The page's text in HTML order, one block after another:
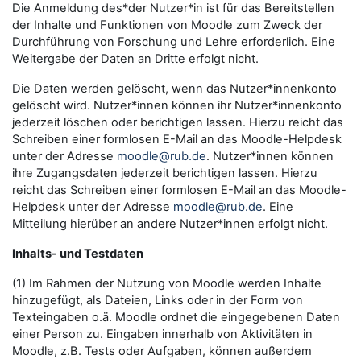
Die Anmeldung des*der Nutzer*in ist für das Bereitstellen
der Inhalte und Funktionen von Moodle zum Zweck der
Durchführung von Forschung und Lehre erforderlich. Eine
Weitergabe der Daten an Dritte erfolgt nicht.
Die Daten werden gelöscht, wenn das Nutzer*innenkonto
gelöscht wird. Nutzer*innen können ihr Nutzer*innenkonto
jederzeit löschen oder berichtigen lassen. Hierzu reicht das
Schreiben einer formlosen E-Mail an das Moodle-Helpdesk
unter der Adresse moodle@rub.de. Nutzer*innen können
ihre Zugangsdaten jederzeit berichtigen lassen. Hierzu
reicht das Schreiben einer formlosen E-Mail an das Moodle-
Helpdesk unter der Adresse moodle@rub.de. Eine
Mitteilung hierüber an andere Nutzer*innen erfolgt nicht.
Inhalts- und Testdaten
(1) Im Rahmen der Nutzung von Moodle werden Inhalte
hinzugefügt, als Dateien, Links oder in der Form von
Texteingaben o.ä. Moodle ordnet die eingegebenen Daten
einer Person zu. Eingaben innerhalb von Aktivitäten in
Moodle, z.B. Tests oder Aufgaben, können außerdem